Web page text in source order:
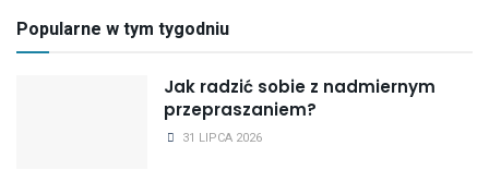
Popularne w tym tygodniu
Jak radzić sobie z nadmiernym
przepraszaniem?
31 LIPCA 2026